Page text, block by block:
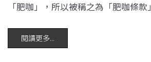
「肥咖」，所以被稱之為「肥咖條款
閱讀更多...